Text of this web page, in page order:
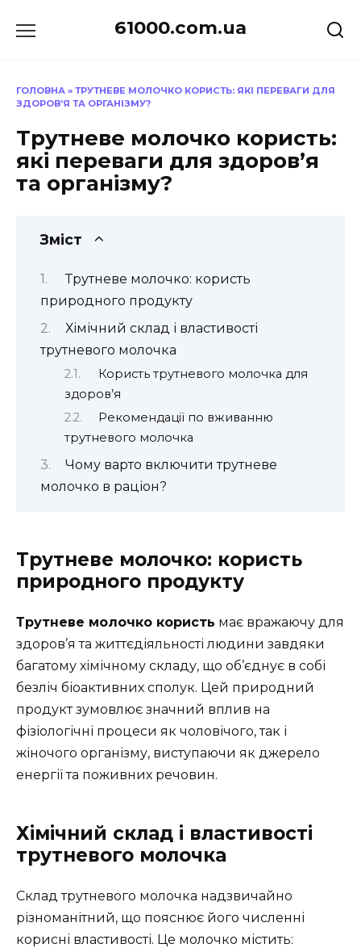
до
61000.com.ua
ГОЛОВНА » ТРУТНЕВЕ МОЛОЧКО КОРИСТЬ: ЯКІ ПЕРЕВАГИ ДЛЯ
ЗДОРОВ’Я ТА ОРГАНІЗМУ?
Трутневе молочко користь:
які переваги для здоров’я
та організму?
Зміст
Трутневе молочко: користь
природного продукту
Хімічний склад і властивості
трутневого молочка
Користь трутневого молочка для
здоров’я
Рекомендації по вживанню
трутневого молочка
Чому варто включити трутневе
молочко в раціон?
Трутневе молочко: користь
природного продукту
Трутневе молочко користь має вражаючу для
здоров’я та життєдіяльності людини завдяки
багатому хімічному складу, що об’єднує в собі
безліч біоактивних сполук. Цей природний
продукт зумовлює значний вплив на
фізіологічні процеси як чоловічого, так і
жіночого організму, виступаючи як джерело
енергії та поживних речовин.
Хімічний склад і властивості
трутневого молочка
Склад трутневого молочка надзвичайно
різноманітний, що пояснює його численні
корисні властивості. Це молочко містить: